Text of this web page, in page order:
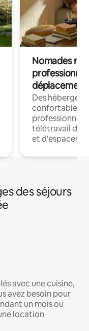
Nomades
déplacement
Des
confortables
professionnels
télétravail
et d'espaces
des séjours
avec une cuisine,
avez besoin pour
un mois ou
location